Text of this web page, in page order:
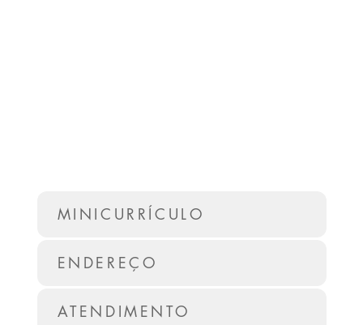
MINICURRÍCULO
ENDEREÇO
ATENDIMENTO